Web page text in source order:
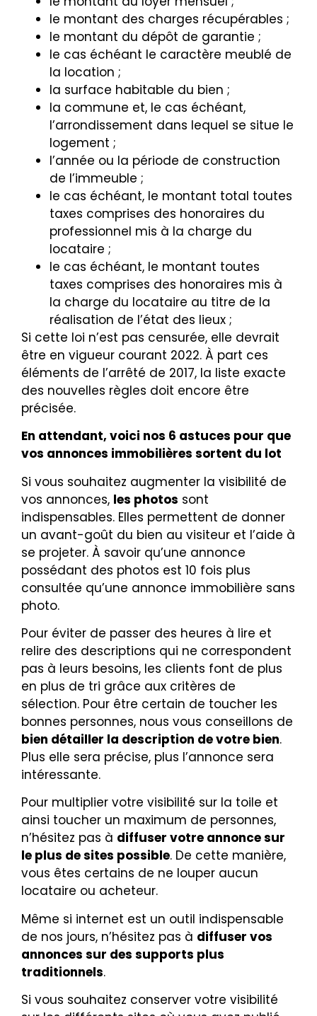
le montant des charges récupérables ;
le montant du dépôt de garantie ;
le cas échéant le caractère meublé de
la location ;
la surface habitable du bien ;
la commune et, le cas échéant,
l’arrondissement dans lequel se situe le
logement ;
l’année ou la période de construction
de l’immeuble ;
le cas échéant, le montant total toutes
taxes comprises des honoraires du
professionnel mis à la charge du
locataire ;
le cas échéant, le montant toutes
taxes comprises des honoraires mis à
la charge du locataire au titre de la
réalisation de l’état des lieux ;
Si cette loi n’est pas censurée, elle devrait
être en vigueur courant 2022. À part ces
éléments de l’arrêté de 2017, la liste exacte
des nouvelles règles doit encore être
précisée.
En attendant, voici nos 6 astuces pour que
vos annonces immobilières sortent du lot
Si vous souhaitez augmenter la visibilité de
vos annonces, les photos sont
indispensables. Elles permettent de donner
un avant-goût du bien au visiteur et l’aide à
se projeter. À savoir qu’une annonce
possédant des photos est 10 fois plus
consultée qu’une annonce immobilière sans
photo.
Pour éviter de passer des heures à lire et
relire des descriptions qui ne correspondent
pas à leurs besoins, les clients font de plus
en plus de tri grâce aux critères de
sélection. Pour être certain de toucher les
bonnes personnes, nous vous conseillons de
bien détailler la description de votre bien.
Plus elle sera précise, plus l’annonce sera
intéressante.
Pour multiplier votre visibilité sur la toile et
ainsi toucher un maximum de personnes,
n’hésitez pas à diffuser votre annonce sur
le plus de sites possible. De cette manière,
vous êtes certains de ne louper aucun
locataire ou acheteur.
Même si internet est un outil indispensable
de nos jours, n’hésitez pas à diffuser vos
annonces sur des supports plus
traditionnels.
Si vous souhaitez conserver votre visibilité